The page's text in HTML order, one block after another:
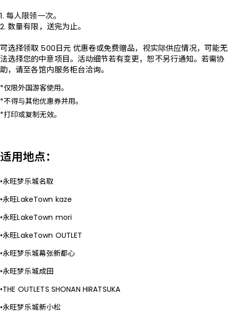
1. 每人限领一次。
2. 数量有限，送完为止。
可选择领取 500日元 优惠卷或免费赠品，视实际供应情况，可能无
法选择您的中意项目。活动细节若有变更，恕不另行通知。若需协
助，请至各馆内服务柜台洽询。
仅限外国游客使用。
不得与其他优惠券并用。
打印或复制无效。
适用地点：
永旺梦乐城名取
永旺LakeTown kaze
永旺LakeTown mori
永旺LakeTown OUTLET
永旺梦乐城幕张新都心
永旺梦乐城成田
THE OUTLETS SHONAN HIRATSUKA
永旺梦乐城新小松